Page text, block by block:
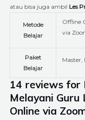
atau bisa juga ambil Les
Metode
Belajar
Offline
via
Paket
Belajar
Master,
14 reviews for
Melayani
Online via